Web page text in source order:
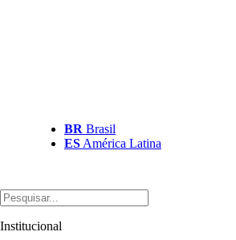
BR Brasil
ES América Latina
Institucional